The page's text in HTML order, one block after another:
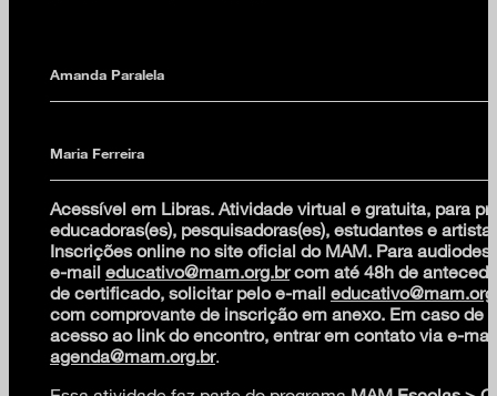
Amanda Paralela
Maria Ferreira
Acessível em Libras. Atividade virtual e gratuita, para
educadoras(es), pesquisadoras(es), estudantes e
Inscrições online no site oficial do MAM. Para
e-mail educativo@mam.org.brcom até 48h de
de certificado, solicitar pelo e-mail
com comprovante de inscrição em anexo. Em caso de
acesso ao link do encontro, entrar em contato via e-mail
agenda@mam.org.br.